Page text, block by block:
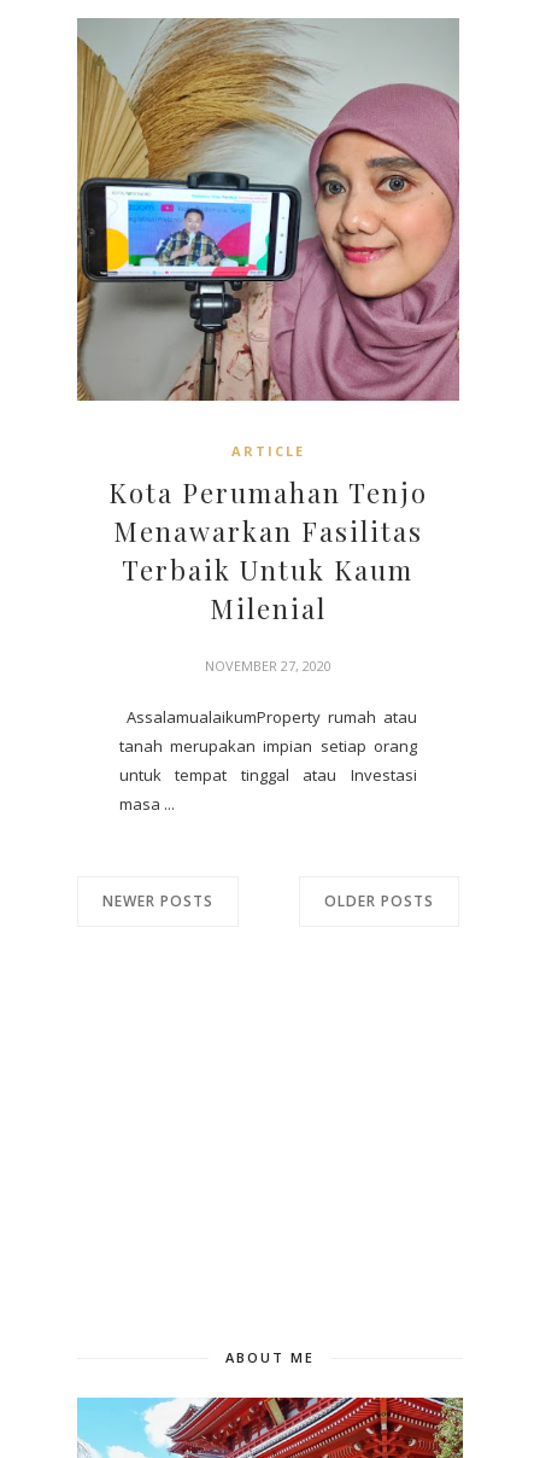
ARTICLE
Kota Perumahan Tenjo
Menawarkan Fasilitas
Terbaik Untuk Kaum
Milenial
NOVEMBER 27, 2020
AssalamualaikumProperty rumah atau
tanah merupakan impian setiap orang
untuk tempat tinggal atau Investasi
masa ...
NEWER POSTS OLDER POSTS
ABOUT ME